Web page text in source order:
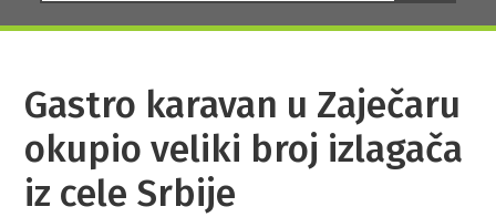
Gastro karavan u Zaječaru
okupio veliki broj izlagača
iz cele Srbije